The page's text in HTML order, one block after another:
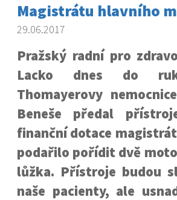
Magistrátu hlavního
29.06.2017
Pražský radní pro
Lacko dnes do
Thomayerovy
Beneše předal
finanční dotace
podařilo pořídit dvě
lůžka. Přístroje budou
naše pacienty, ale